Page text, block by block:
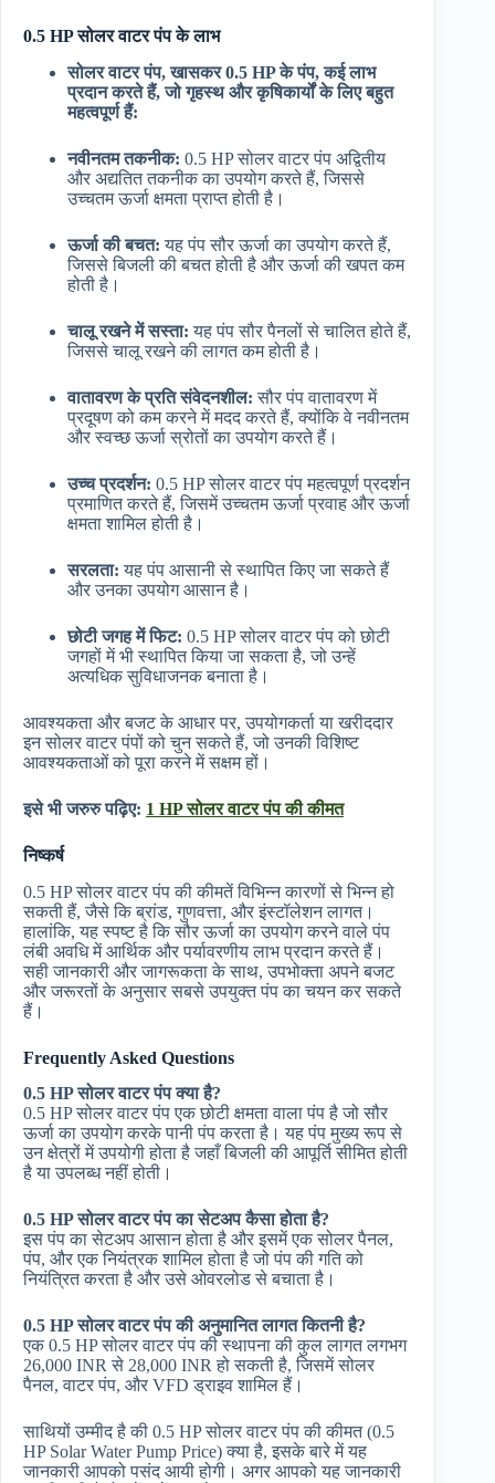
0.5 HP सोलर वाटर पंप के लाभ
सोलर वाटर पंप, खासकर 0.5 HP के पंप, कई लाभ
प्रदान करते हैं, जो गृहस्थ और कृषिकार्यों के लिए बहुत
महत्वपूर्ण हैं:
नवीनतम तकनीक: 0.5 HP सोलर वाटर पंप अद्वितीय
और अद्यतित तकनीक का उपयोग करते हैं, जिससे
उच्चतम ऊर्जा क्षमता प्राप्त होती है।
ऊर्जा की बचत: यह पंप सौर ऊर्जा का उपयोग करते हैं,
जिससे बिजली की बचत होती है और ऊर्जा की खपत कम
होती है।
चालू रखने में सस्ता: यह पंप सौर पैनलों से चालित होते हैं,
जिससे चालू रखने की लागत कम होती है।
वातावरण के प्रति संवेदनशील: सौर पंप वातावरण में
प्रदूषण को कम करने में मदद करते हैं, क्योंकि वे नवीनतम
और स्वच्छ ऊर्जा स्रोतों का उपयोग करते हैं।
उच्च प्रदर्शन: 0.5 HP सोलर वाटर पंप महत्वपूर्ण प्रदर्शन
प्रमाणित करते हैं, जिसमें उच्चतम ऊर्जा प्रवाह और ऊर्जा
क्षमता शामिल होती है।
सरलता: यह पंप आसानी से स्थापित किए जा सकते हैं
और उनका उपयोग आसान है।
छोटी जगह में फिट: 0.5 HP सोलर वाटर पंप को छोटी
जगहों में भी स्थापित किया जा सकता है, जो उन्हें
अत्यधिक सुविधाजनक बनाता है।
आवश्यकता और बजट के आधार पर, उपयोगकर्ता या खरीददार
इन सोलर वाटर पंपों को चुन सकते हैं, जो उनकी विशिष्ट
आवश्यकताओं को पूरा करने में सक्षम हों।
इसे भी जरुरु पढ़िए: 1 HP सोलर वाटर पंप की कीमत
निष्कर्ष
0.5 HP सोलर वाटर पंप की कीमतें विभिन्न कारणों से भिन्न हो
सकती हैं, जैसे कि ब्रांड, गुणवत्ता, और इंस्टॉलेशन लागत।
हालांकि, यह स्पष्ट है कि सौर ऊर्जा का उपयोग करने वाले पंप
लंबी अवधि में आर्थिक और पर्यावरणीय लाभ प्रदान करते हैं।
सही जानकारी और जागरूकता के साथ, उपभोक्ता अपने बजट
और जरूरतों के अनुसार सबसे उपयुक्त पंप का चयन कर सकते
हैं।
Frequently Asked Questions
0.5 HP सोलर वाटर पंप क्या है?
0.5 HP सोलर वाटर पंप एक छोटी क्षमता वाला पंप है जो सौर
ऊर्जा का उपयोग करके पानी पंप करता है। यह पंप मुख्य रूप से
उन क्षेत्रों में उपयोगी होता है जहाँ बिजली की आपूर्ति सीमित होती
है या उपलब्ध नहीं होती।
0.5 HP सोलर वाटर पंप का सेटअप कैसा होता है?
इस पंप का सेटअप आसान होता है और इसमें एक सोलर पैनल,
पंप, और एक नियंत्रक शामिल होता है जो पंप की गति को
नियंत्रित करता है और उसे ओवरलोड से बचाता है।
0.5 HP सोलर वाटर पंप की अनुमानित लागत कितनी है?
एक 0.5 HP सोलर वाटर पंप की स्थापना की कुल लागत लगभग
26,000 INR से 28,000 INR हो सकती है, जिसमें सोलर
पैनल, वाटर पंप, और VFD ड्राइव शामिल हैं।
साथियों उम्मीद है की 0.5 HP सोलर वाटर पंप की कीमत (0.5
HP Solar Water Pump Price) क्या है, इसके बारे में यह
जानकारी आपको पसंद आयी होगी। अगर आपको यह जानकारी